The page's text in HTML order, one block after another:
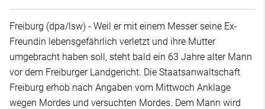
Freiburg (dpa/lsw) - Weil er mit einem Messer seine Ex-
Freundin lebensgefährlich verletzt und ihre Mutter
umgebracht haben soll, steht bald ein 63 Jahre alter Mann
vor dem Freiburger Landgericht. Die Staatsanwaltschaft
Freiburg erhob nach Angaben vom Mittwoch Anklage
wegen Mordes und versuchten Mordes. Dem Mann wird